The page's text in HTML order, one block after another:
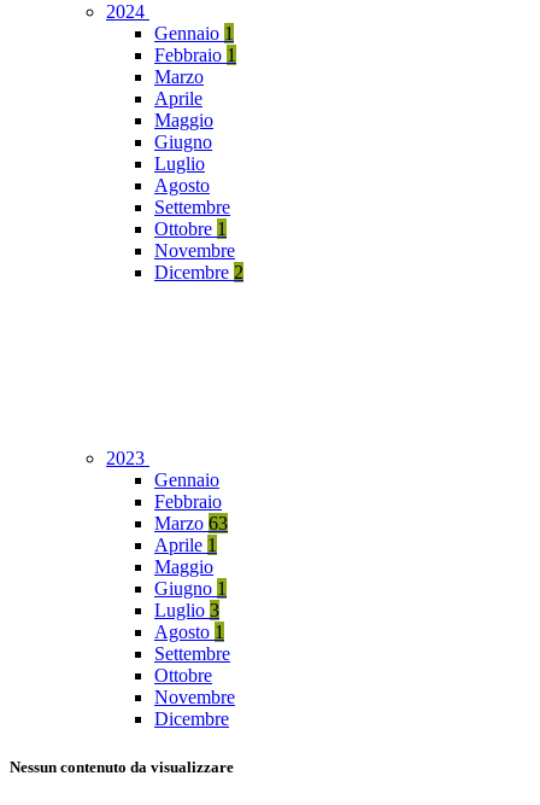
2024
Gennaio 1
Febbraio 1
Marzo
Aprile
Maggio
Giugno
Luglio
Agosto
Settembre
Ottobre 1
Novembre
Dicembre 2
2023
Gennaio
Febbraio
Marzo 63
Aprile 1
Maggio
Giugno 1
Luglio 3
Agosto 1
Settembre
Ottobre
Novembre
Dicembre
Nessun contenuto da visualizzare